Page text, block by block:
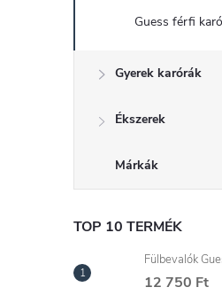
ó
n
e
l
Guess férfi
Gyerek karórák
Ékszerek
Márkák
TOP 10 TERMÉK
Fülbevalók
12 750 Ft